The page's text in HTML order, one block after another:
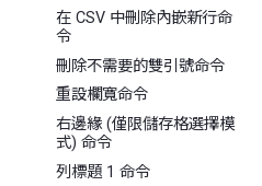
在 CSV 中刪除內嵌新行命
令
刪除不需要的雙引號命令
重設欄寬命令
右邊緣 (僅限儲存格選擇模
式) 命令
列標題 1 命令